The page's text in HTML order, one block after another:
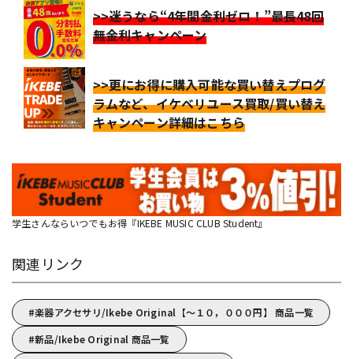
>>迷うなら“4年間金利ゼロ！”最長48回
無金利キャンペーン
>>更にお得に購入可能な買い替えプログ
ラムなど、イケベリユース買取/買い替え
キャンペーン詳細はこちら
学生さんならいつでもお得『IKEBE MUSIC CLUB Student』
関連リンク
楽器アクセサリ/Ikebe Original【～１０，０００円】 商品一覧
新品/Ikebe Original 商品一覧